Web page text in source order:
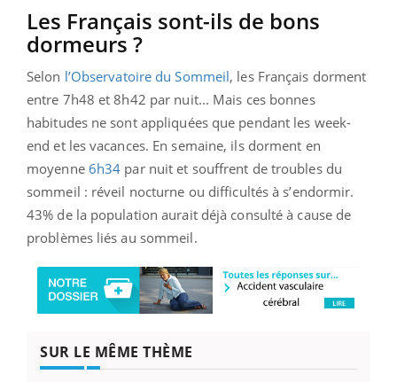
Les Français sont-ils de bons
dormeurs ?
Selon l’Observatoire du Sommeil, les Français dorment
entre 7h48 et 8h42 par nuit... Mais ces bonnes
habitudes ne sont appliquées que pendant les week-
end et les vacances. En semaine, ils dorment en
moyenne 6h34 par nuit et souffrent de troubles du
sommeil : réveil nocturne ou difficultés à s’endormir.
43% de la population aurait déjà consulté à cause de
problèmes liés au sommeil.
SUR LE MÊME THÈME